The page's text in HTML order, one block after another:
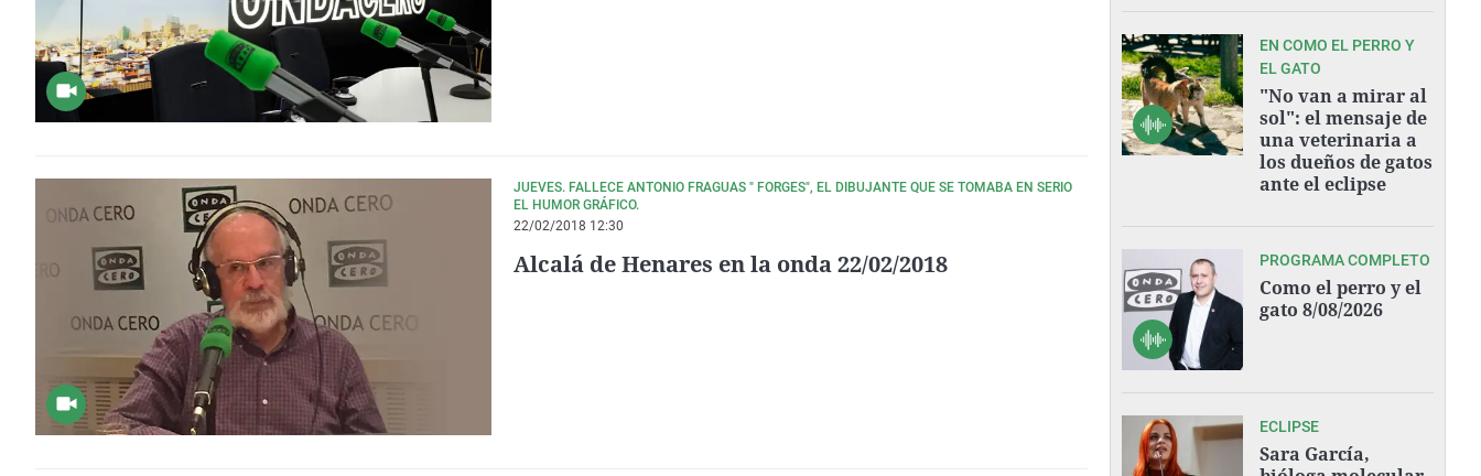
JUEVES. FALLECE ANTONIO FRAGUAS " FORGES", EL DIBUJANTE QUE SE TOMABA EN SERIO
EL HUMOR GRÁFICO.
22/02/2018 12:30
Alcalá de Henares en la onda 22/02/2018
EN COMO EL PERRO Y
EL GATO
"No van a mirar al
sol": el mensaje de
una veterinaria a
los dueños de gatos
ante el eclipse
PROGRAMA COMPLETO
Como el perro y el
gato 8/08/2026
ECLIPSE
Sara García,